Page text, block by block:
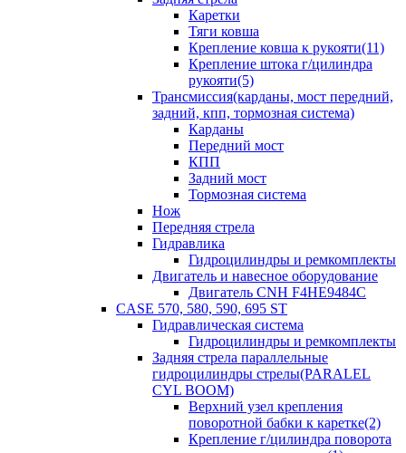
Каретки
Тяги ковша
Крепление ковша к рукояти(11)
Крепление штока г/цилиндра
рукояти(5)
Трансмиссия(карданы, мост передний,
задний, кпп, тормозная система)
Карданы
Передний мост
КПП
Задний мост
Тормозная система
Нож
Передняя стрела
Гидравлика
Гидроцилиндры и ремкомплекты
Двигатель и навесное оборудование
Двигатель CNH F4HE9484C
CASE 570, 580, 590, 695 ST
Гидравлическая система
Гидроцилиндры и ремкомплекты
Задняя стрела параллельные
гидроцилиндры стрелы(PARALEL
CYL BOOM)
Верхний узел крепления
поворотной бабки к каретке(2)
Крепление г/цилиндра поворота